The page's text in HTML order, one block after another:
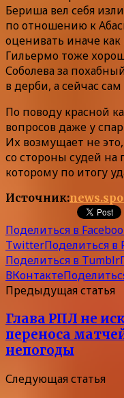
Бериша вел себя
по отношению к
оценивать иначе
Гильермо тоже
Соболева за
в дерби, а сейчас
По поводу красной
вопросов даже у
Их возмущает не
со стороны судей на
которому по итогу
Источник:
Поделиться в
TwitterПоделиться в
Поделиться в Tumblr
ВКонтакте
Предыдущая статья
Глава РПЛ не
переноса матчей
непогоды
Следующая статья